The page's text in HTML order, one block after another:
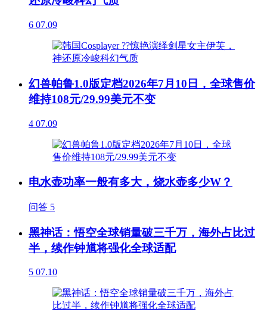
6 07.09
幻兽帕鲁1.0版定档2026年7月10日，全球售价
维持108元/29.99美元不变
4 07.09
电水壶功率一般有多大，烧水壶多少W？
问答 5
黑神话：悟空全球销量破三千万，海外占比过
半，续作钟馗将强化全球适配
5 07.10